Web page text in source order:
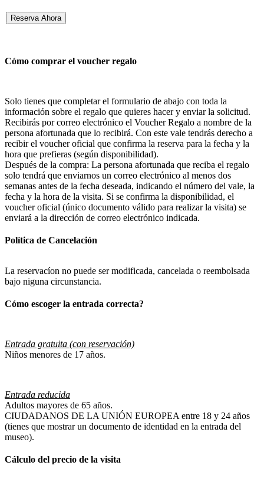
Reserva Ahora
Cómo comprar el voucher regalo
Solo tienes que completar el formulario de abajo con toda la
información sobre el regalo que quieres hacer y enviar la solicitud.
Recibirás por correo electrónico el Voucher Regalo a nombre de la
persona afortunada que lo recibirá. Con este vale tendrás derecho a
recibir el voucher oficial que confirma la reserva para la fecha y la
hora que prefieras (según disponibilidad).
Después de la compra: La persona afortunada que reciba el regalo
solo tendrá que enviarnos un correo electrónico al menos dos
semanas antes de la fecha deseada, indicando el número del vale, la
fecha y la hora de la visita. Si se confirma la disponibilidad, el
voucher oficial (único documento válido para realizar la visita) se
enviará a la dirección de correo electrónico indicada.
Política de Cancelación
La reservacíon no puede ser modificada, cancelada o reembolsada
bajo niguna circunstancia.
Cómo escoger la entrada correcta?
Entrada gratuita (con reservación)
Niños menores de 17 años.
Entrada reducida
Adultos mayores de 65 años.
CIUDADANOS DE LA UNIÓN EUROPEA entre 18 y 24 años
(tienes que mostrar un documento de identidad en la entrada del
museo).
Cálculo del precio de la visita